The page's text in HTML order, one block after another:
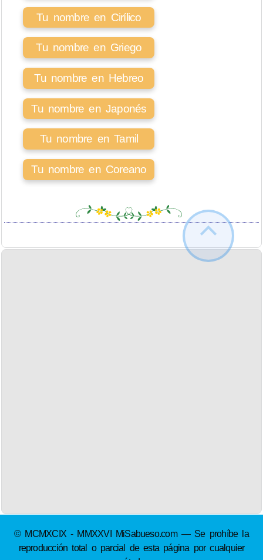
Tu nombre en Cirílico
Tu nombre en Griego
Tu nombre en Hebreo
Tu nombre en Japonés
Tu nombre en Tamil
Tu nombre en Coreano
© MCMXCIX - MMXXVI MiSabueso.com — Se prohíbe la
reproducción total o parcial de esta página por cualquier